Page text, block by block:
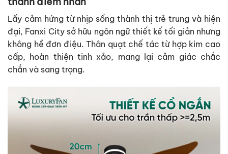
Lấy cảm hứng từ nhịp sống thành thị trẻ trung và hiện
đại, Fanxi City sở hữu ngôn ngữ thiết kế tối giản nhưng
không hề đơn điệu. Thân quạt chế tác từ hợp kim cao
cấp, hoàn thiện tinh xảo, mang lại cảm giác chắc
chắn và sang trọng.